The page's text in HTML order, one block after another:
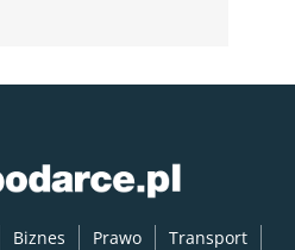
Biznes Prawo
Transport